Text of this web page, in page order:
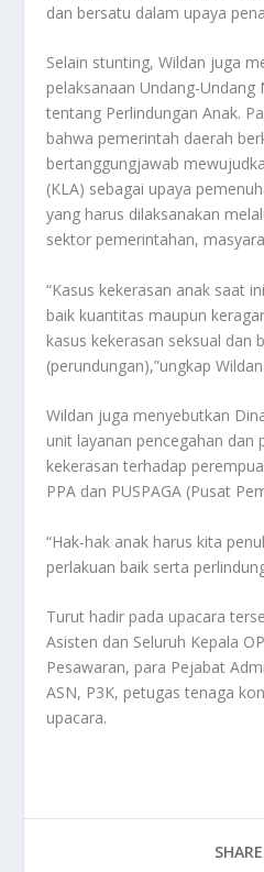
dan bersatu dalam upaya
Selain stunting, Wildan juga
pelaksanaan Undang-
tentang Perlindungan Anak.
bahwa pemerintah daerah
bertanggungjawab
(KLA) sebagai upaya
yang harus dilaksanakan
sektor pemerintahan,
“Kasus kekerasan anak saat
baik kuantitas maupun
kasus kekerasan seksual dan
(perundungan),”ungkap Wildan.
Wildan juga menyebutkan
unit layanan pencegahan dan
kekerasan terhadap
PPA dan PUSPAGA (Pusat
“Hak-hak anak harus kita
perlakuan baik serta
Turut hadir pada upacara
Asisten dan Seluruh Kepala
Pesawaran, para Pejabat
ASN, P3K, petugas tenaga
upacara.